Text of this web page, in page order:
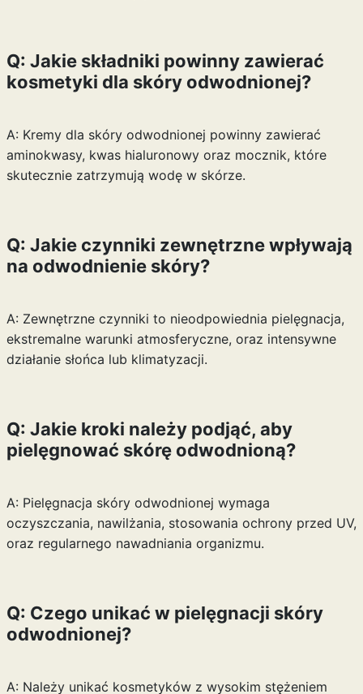
Q: Jakie składniki powinny zawierać
kosmetyki dla skóry odwodnionej?
A: Kremy dla skóry odwodnionej powinny zawierać
aminokwasy, kwas hialuronowy oraz mocznik, które
skutecznie zatrzymują wodę w skórze.
Q: Jakie czynniki zewnętrzne wpływają
na odwodnienie skóry?
A: Zewnętrzne czynniki to nieodpowiednia pielęgnacja,
ekstremalne warunki atmosferyczne, oraz intensywne
działanie słońca lub klimatyzacji.
Q: Jakie kroki należy podjąć, aby
pielęgnować skórę odwodnioną?
A: Pielęgnacja skóry odwodnionej wymaga
oczyszczania, nawilżania, stosowania ochrony przed UV,
oraz regularnego nawadniania organizmu.
Q: Czego unikać w pielęgnacji skóry
odwodnionej?
A: Należy unikać kosmetyków z wysokim stężeniem